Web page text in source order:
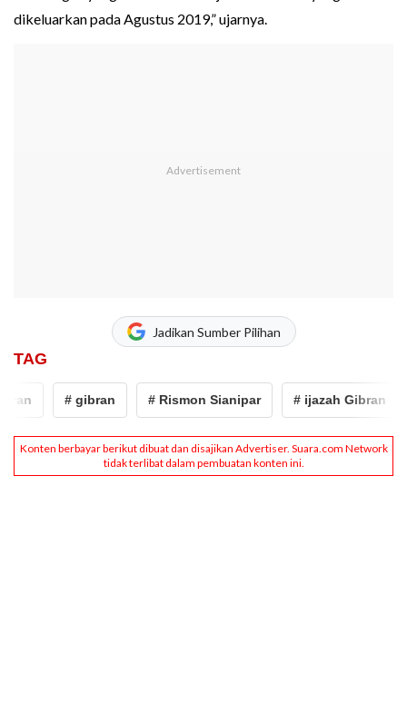
dikeluarkan pada Agustus 2019,” ujarnya.
Jadikan Sumber Pilihan
TAG
# gibran # Rismon Sianipar # ijazah Gibran